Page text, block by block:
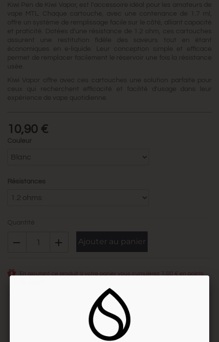
Kiwi Pen de Kiwi Vapor, est l'accessoire idéal pour les amateurs de
vape MTL. Chaque cartouche, avec une contenance de 1.7 ml,
offre un système de remplissage facile sur le côté, alliant capacité
et praticité. Dotées d'une résistance de 1.2 ohm, ces cartouches
assurent une restitution fidèle des saveurs tout en étant
économiques en e-liquide. Leur conception simple et efficace
permet de remplacer facilement le réservoir une fois la résistance
usée.
Kiwi Vapor offre avec ces cartouches une solution parfaite pour
ceux qui recherchent efficacité et facilité d'usage dans leur
expérience de vape quotidienne.
10,90 €
Couleur
Résistances
Quantité
Ajouter au panier
En ajoutant ce produit à votre panier vous cumulerez 1,00 € en points